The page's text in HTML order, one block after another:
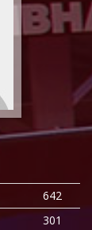
642
301